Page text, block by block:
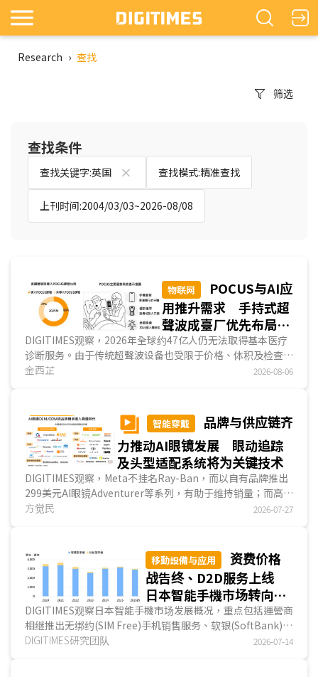
Research › 查找
筛选
查找条件
查找关键字:英国 查找模式:精准查找
上刊时间:2004/03/03~2026-08/08
物联网
POCUS与AI应
用推升需求 手持式超
聲波成臺厂优先布局医
材新商机
DIGITIMES观察，2026年全球约47亿人仍无法取得基本医疗
诊断服务。由于传统超聲波设备也受限于价格、体积及检查排
程，难以延伸至第一线场域。手持式超聲波将探头、影像处
加，医疗设备大厂、超聲波新创与臺湾ICT业者相继投入，竞
争已由硬件规格延伸至AI軟件、法规验证与代理布局。...
金西芷 2026-08-06
智能穿戴
品牌与供应链齐
力推动AI眼镜发展 眼动追踪
及头型适配系统将为关键技术
DIGITIMES观察，Meta不挂名Ray-Ban，而以自有品牌推出
299美元AI眼镜Adventurer等系列，有助于维持销量；而高通
(Qualcomm)、应材(Applied Materials)等供应链业...
方觉民 2026-07-27
移動設備与应用
资费价格
战告终、D2D服务上线
日本智能手機市场转向生
态体系竞争
DIGITIMES观察日本智能手機市场发展概况，重点包括運營商
相继推出无绑约(SIM Free)手机销售服务、软银(SoftBank)宣
布调高资费、日本全面迈入手机直连卫星(Direct-to-
DIGITIMES研究团队 2026-07-14